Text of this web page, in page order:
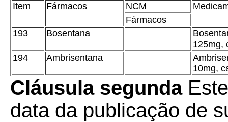
Item Fármacos NCM
Fármacos
193
Bosentana
125mg,
194
Ambrisentana
10mg,
Cláusula segunda
data da publicação de